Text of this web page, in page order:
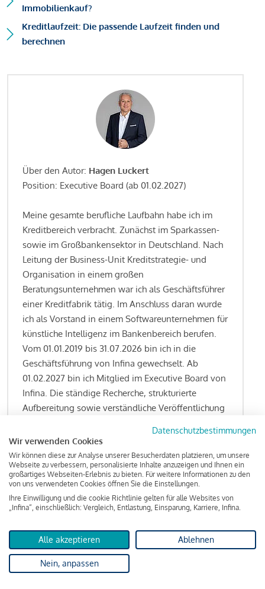
Immobilienkauf?
Kreditlaufzeit: Die passende Laufzeit finden und
berechnen
Über den Autor: Hagen Luckert
Position: Executive Board (ab 01.02.2027)
Meine gesamte berufliche Laufbahn habe ich im
Kreditbereich verbracht. Zunächst im Sparkassen-
sowie im Großbankensektor in Deutschland. Nach
Leitung der Business-Unit Kreditstrategie- und
Organisation in einem großen
Beratungsunternehmen war ich als Geschäftsführer
einer Kreditfabrik tätig. Im Anschluss daran wurde
ich als Vorstand in einem Softwareunternehmen für
künstliche Intelligenz im Bankenbereich berufen.
Vom 01.01.2019 bis 31.07.2026 bin ich in die
Geschäftsführung von Infina gewechselt. Ab
01.02.2027 bin ich Mitglied im Executive Board von
Infina. Die ständige Recherche, strukturierte
Aufbereitung sowie verständliche Veröffentlichung
Kreditgeschäft gehören zu den wesentlichen
Schwerpunktsetzungen meiner Funktion.
Lesen Sie meine Finanzierungs-Tipps
KreditindexDas Wohnkredit Barometer
Datenschutzbestimmungen
Wir verwenden Cookies
Wir können diese zur Analyse unserer Besucherdaten platzieren, um unsere
Webseite zu verbessern, personalisierte Inhalte anzuzeigen und Ihnen ein
großartiges Webseiten-Erlebnis zu bieten. Für weitere Informationen zu den
von uns verwendeten Cookies öffnen Sie die Einstellungen.
Ihre Einwilligung und die cookie Richtlinie gelten für alle Websites von
„Infina“, einschließlich: Vergleich, Entlastung, Einsparung, Karriere, Infina.
Alle akzeptieren Ablehnen
Nein, anpassen